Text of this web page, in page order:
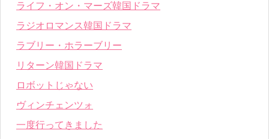
ライフ・オン・マーズ韓国ドラマ
ラジオロマンス韓国ドラマ
ラブリー・ホラーブリー
リターン韓国ドラマ
ロボットじゃない
ヴィンチェンツォ
一度行ってきました